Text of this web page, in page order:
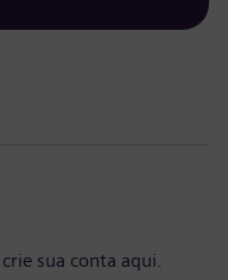
sua conta aqui.